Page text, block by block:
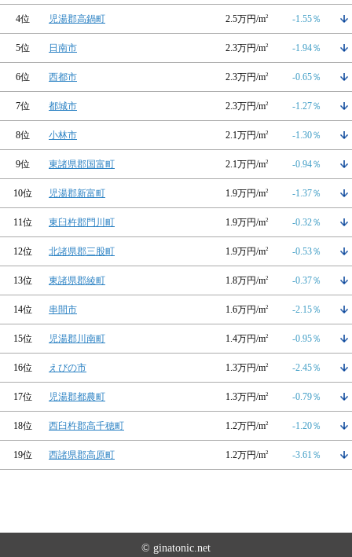
4位 児湯郡高鍋町 2.5万円/m2 -1.55％
5位 日南市 2.3万円/m2 -1.94％
6位 西都市 2.3万円/m2 -0.65％
7位 都城市 2.3万円/m2 -1.27％
8位 小林市 2.1万円/m2 -1.30％
9位 東諸県郡国富町 2.1万円/m2 -0.94％
10位 児湯郡新富町 1.9万円/m2 -1.37％
11位 東臼杵郡門川町 1.9万円/m2 -0.32％
12位 北諸県郡三股町 1.9万円/m2 -0.53％
13位 東諸県郡綾町 1.8万円/m2 -0.37％
14位 串間市 1.6万円/m2 -2.15％
15位 児湯郡川南町 1.4万円/m2 -0.95％
16位 えびの市 1.3万円/m2 -2.45％
17位 児湯郡都農町 1.3万円/m2 -0.79％
18位 西臼杵郡高千穂町 1.2万円/m2 -1.20％
19位 西諸県郡高原町 1.2万円/m2 -3.61％
© ginatonic.net